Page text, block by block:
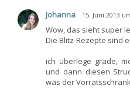
Johanna 15. Juni 2013
Wow, das sieht super
Die Blitz-Rezepte sind
ich überlege grade,
und dann diesen
was der